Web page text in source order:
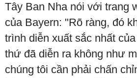
Tây Ban Nha nói với trang
của Bayern: "Rõ ràng, đó
trình diễn xuất sắc nhất
thứ đã diễn ra không như
chúng tôi cần phải chấn